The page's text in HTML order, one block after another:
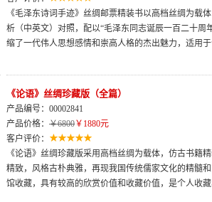
《毛泽东诗词手迹》丝绸邮票精装书以高档丝绸为载
析（中英文）对照，配以“毛泽东同志诞辰一百二十
缩了一代伟人思想感情和崇高人格的杰出魅力，适用
《论语》丝绸珍藏版（全篇）
产品编号：00002841
产品价格： ￥6800￥1880元
客户评价：
《论语》丝绸珍藏版采用高档丝绸为载体，仿古书籍
精致，风格古朴典雅，再现我国传统儒家文化的精髓
馆收藏，具有较高的欣赏价值和收藏价值，是个人收